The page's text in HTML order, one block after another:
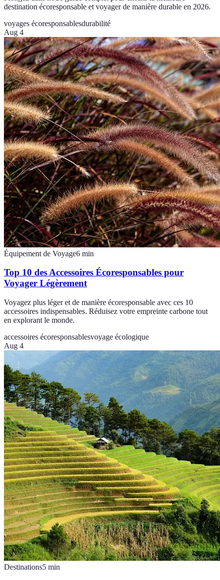
destination écoresponsable et voyager de manière durable en 2026.
voyages écoresponsablesdurabilité
Aug 4
Équipement de Voyage6 min
Top 10 des Accessoires Écoresponsables pour
Voyager Légèrement
Voyagez plus léger et de manière écoresponsable avec ces 10
accessoires indispensables. Réduisez votre empreinte carbone tout
en explorant le monde.
accessoires écoresponsablesvoyage écologique
Aug 4
Destinations5 min